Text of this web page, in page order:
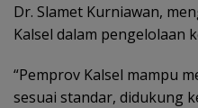
Dr. Slamet Kurniawan,
Kalsel dalam pengelolaan
‎“Pemprov Kalsel mampu
sesuai standar, didukung